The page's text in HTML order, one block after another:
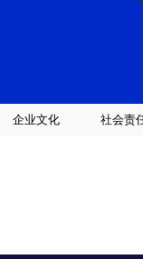
企业文化 社会责